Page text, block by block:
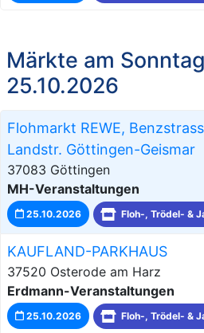
Märkte am
25.10.2026
Flohmarkt REWE,
Landstr. Göttingen-Geismar
37083 Göttingen
MH-Veranstaltungen
25.10.2026 Floh-, Trödel- &
KAUFLAND-PARKHAUS
37520 Osterode am Harz
Erdmann-Veranstaltungen
25.10.2026 Floh-, Trödel- &